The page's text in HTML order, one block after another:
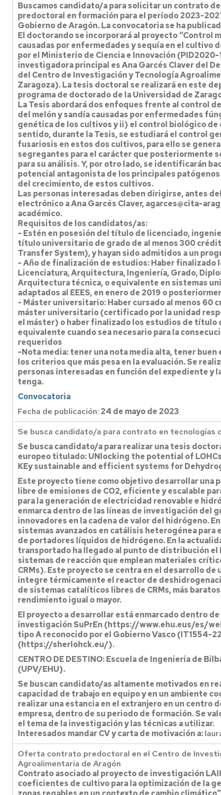
Buscamos candidato/a para solicitar un contrato
predoctoral en formación para el período 2023-
Gobierno de Aragón. La convocatoria se ha
El doctorando se incorporará al proyecto “Control
causadas por enfermedades y sequía en el cultivo
por el Ministerio de Ciencia e Innovación (PID2020-
investigadora principal es Ana Garcés Claver del
del Centro de Investigación y Tecnología
Zaragoza). La tesis doctoral se realizará en este
programa de doctorado de la Universidad de
La Tesis abordará dos enfoques frente al control
del melón y sandía causadas por enfermedades
genética de los cultivos y ii) el control biológico de
sentido, durante la Tesis, se estudiará el control
fusariosis en estos dos cultivos, para ello se
segregantes para el carácter que posteriormente
para su análisis. Y, por otro lado, se identificarán
potencial antagonista de los principales
del crecimiento, de estos cultivos.
Las personas interesadas deben dirigirse, antes
electrónico a Ana Garcés Claver, agarces@cita-
académico.
Requisitos de los candidatos/as:
- Estén en posesión del título de licenciado,
título universitario de grado de al menos 300
Transfer System), y hayan sido admitidos a un
- Año de finalización de estudios: Haber
Licenciatura, Arquitectura, Ingeniería, Grado,
Arquitectura técnica, o equivalente en sistemas
adaptados al EEES, en enero de 2019 o
- Máster universitario: Haber cursado al menos 60
máster universitario (certificado por la unidad
el máster) o haber finalizado los estudios de título
equivalente cuando sea necesario para la
requeridos
-Nota media: tener una nota media alta, tener
los criterios que más pesa en la evaluación. Se
personas interesadas en función del expediente y
tenga.
Convocatoria
Fecha de publicación: 24 de mayo de 2023
Se busca candidato/a para contrato en tecnologías
Se busca candidato/a para realizar una tesis
europeo titulado: UNlocking the potential of
KEy sustainable and efficient systems for
Este proyecto tiene como objetivo desarrollar una
libre de emisiones de CO2, eficiente y escalable
para la generación de electricidad renovable e
enmarca dentro de las líneas de investigación del
innovadores en la cadena de valor del hidrógeno.
sistemas avanzados en catálisis heterogénea
de portadores líquidos de hidrógeno. En la
transportado ha llegado al punto de distribución el
sistemas de reacción que emplean materiales
CRMs). Este proyecto se centra en el desarrollo de
integre térmicamente el reactor de
de sistemas catalíticos libres de CRMs, más
rendimiento igual o mayor.
El proyecto a desarrollar está enmarcado dentro
investigación SuPrEn (https://www.ehu.eus/es/
tipo A reconocido por el Gobierno Vasco (IT1554-
(https://sherlohck.eu/).
CENTRO DE DESTINO: Escuela de Ingeniería de
(UPV/EHU).
Se buscan candidato/as altamente motivados en
capacidad de trabajo en equipo y en un ambiente
realizar una estancia en el extranjero en un centro
empresa, dentro de su periodo de formación. Se
el tema de la investigación y las técnicas a utilizar.
Interesados mandar CV y carta de motivación a:
Oferta contrato predoctoral en el Centro de
Agroalimentaria de Aragón
Contrato asociado al proyecto de investigación
coeficientes de cultivo para la optimización de la